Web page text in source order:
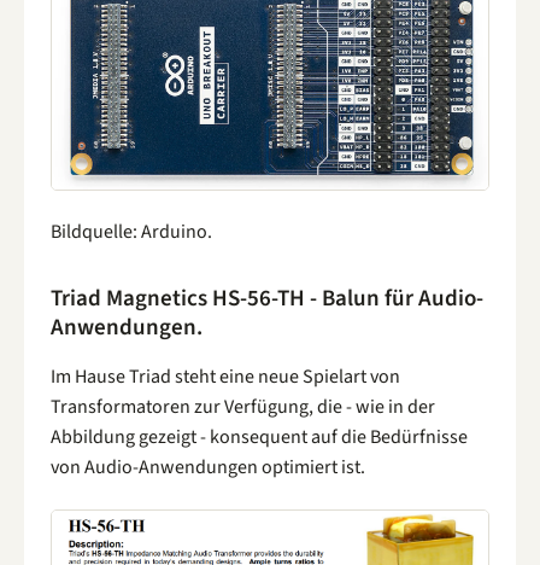
Bildquelle: Arduino.
Triad Magnetics HS-56-TH - Balun für Audio-
Anwendungen.
Im Hause Triad steht eine neue Spielart von
Transformatoren zur Verfügung, die - wie in der
Abbildung gezeigt - konsequent auf die Bedürfnisse
von Audio-Anwendungen optimiert ist.